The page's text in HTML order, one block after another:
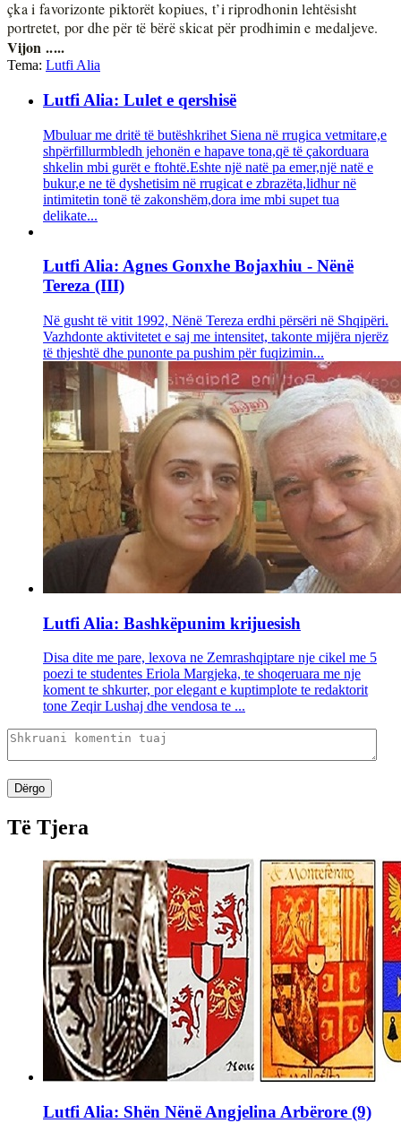
çka i favorizonte piktorët kopiues, t’i riprodhonin lehtësisht
portretet, por dhe për të bërë skicat për prodhimin e medaljeve.
Vijon .....
Tema: Lutfi Alia
Lutfi Alia: Lulet e qershisë
Mbuluar me dritë të butëshkrihet Siena në rrugica vetmitare,e
shpërfillurmbledh jehonën e hapave tona,që të çakorduara
shkelin mbi gurët e ftohtë.Eshte një natë pa emer,një natë e
bukur,e ne të dyshetisim në rrugicat e zbrazëta,lidhur në
intimitetin tonë të zakonshëm,dora ime mbi supet tua
delikate...
Lutfi Alia: Agnes Gonxhe Bojaxhiu - Nënë
Tereza (III)
Në gusht të vitit 1992, Nënë Tereza erdhi përsëri në Shqipëri.
Vazhdonte aktivitetet e saj me intensitet, takonte mijëra njerëz
të thjeshtë dhe punonte pa pushim për fuqizimin...
Lutfi Alia: Bashkëpunim krijuesish
Disa dite me pare, lexova ne Zemrashqiptare nje cikel me 5
poezi te studentes Eriola Margjeka, te shoqeruara me nje
koment te shkurter, por elegant e kuptimplote te redaktorit
tone Zeqir Lushaj dhe vendosa te ...
Dërgo
Të Tjera
Lutfi Alia: Shën Nënë Angjelina Arbërore (9)